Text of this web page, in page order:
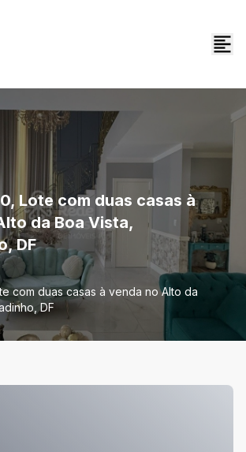
Lote com duas casas à
da Boa Vista,
DF
com duas casas à venda no Alto da
DF